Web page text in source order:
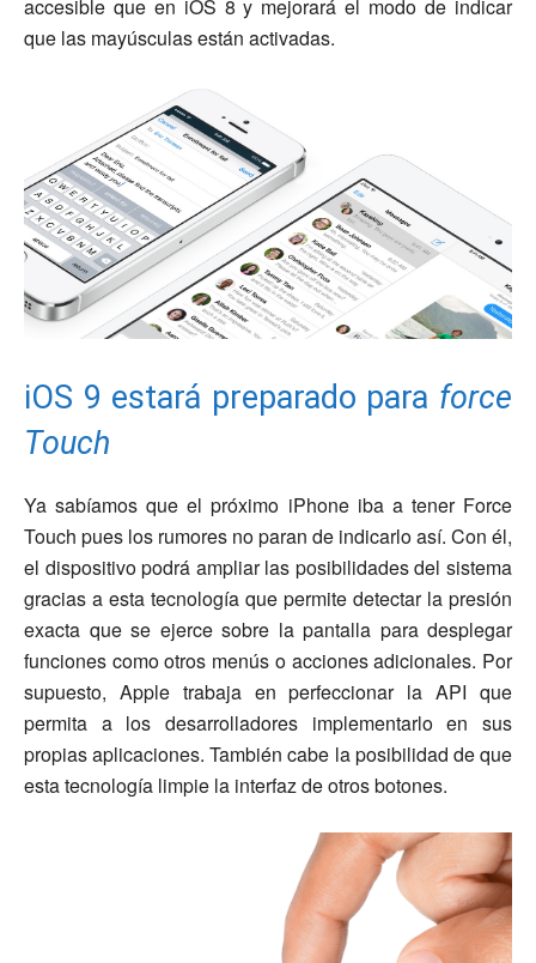
accesible que en iOS 8 y mejorará el modo de indicar
que las mayúsculas están activadas.
iOS 9 estará preparado para force
Touch
Ya sabíamos que el próximo iPhone iba a tener Force
Touch pues los rumores no paran de indicarlo así. Con él,
el dispositivo podrá ampliar las posibilidades del sistema
gracias a esta tecnología que permite detectar la presión
exacta que se ejerce sobre la pantalla para desplegar
funciones como otros menús o acciones adicionales. Por
supuesto, Apple trabaja en perfeccionar la API que
permita a los desarrolladores implementarlo en sus
propias aplicaciones. También cabe la posibilidad de que
esta tecnología limpie la interfaz de otros botones.